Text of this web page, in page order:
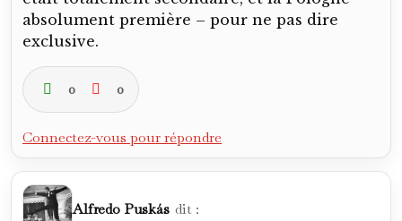
absolument première – pour ne pas dire
exclusive.
0 0
Connectez-vous pour répondre
Alfredo Puskás dit :